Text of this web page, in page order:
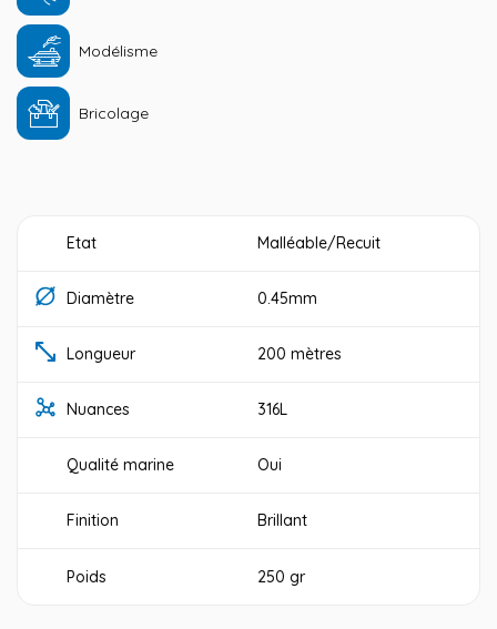
Modélisme
Bricolage
Etat Malléable/Recuit
Diamètre 0.45mm
Longueur 200 mètres
Nuances 316L
Qualité marine Oui
Finition Brillant
Poids 250 gr